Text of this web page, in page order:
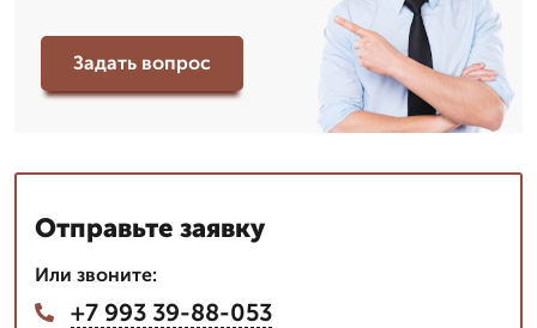
Задать вопрос
Отправьте заявку
Или звоните:
+7 993 39-88-053